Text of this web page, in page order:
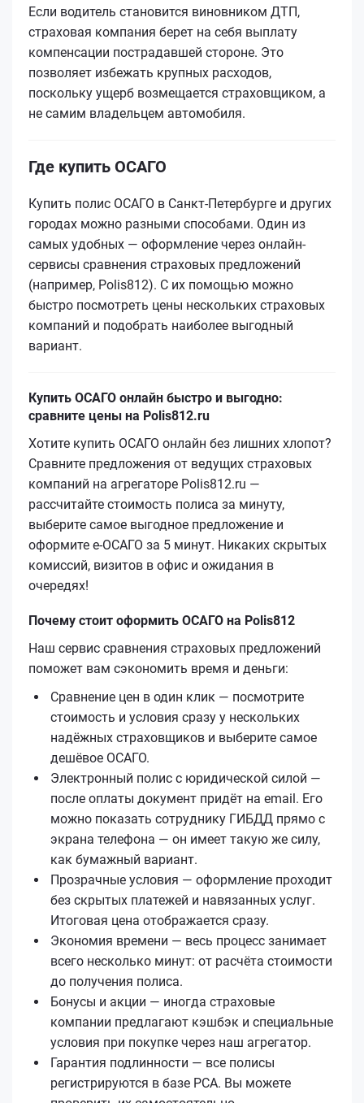
Если водитель становится виновником ДТП,
страховая компания берет на себя выплату
компенсации пострадавшей стороне. Это
позволяет избежать крупных расходов,
поскольку ущерб возмещается страховщиком, а
не самим владельцем автомобиля.
Где купить ОСАГО
Купить полис ОСАГО в Санкт-Петербурге и других
городах можно разными способами. Один из
самых удобных — оформление через онлайн-
сервисы сравнения страховых предложений
(например, Polis812). С их помощью можно
быстро посмотреть цены нескольких страховых
компаний и подобрать наиболее выгодный
вариант.
Купить ОСАГО онлайн быстро и выгодно:
сравните цены на Polis812.ru
Хотите купить ОСАГО онлайн без лишних хлопот?
Сравните предложения от ведущих страховых
компаний на агрегаторе Polis812.ru —
рассчитайте стоимость полиса за минуту,
выберите самое выгодное предложение и
оформите е‑ОСАГО за 5 минут. Никаких скрытых
комиссий, визитов в офис и ожидания в
очередях!
Почему стоит оформить ОСАГО на Polis812
Наш сервис сравнения страховых предложений
поможет вам сэкономить время и деньги:
Сравнение цен в один клик — посмотрите
стоимость и условия сразу у нескольких
надёжных страховщиков и выберите самое
дешёвое ОСАГО.
Электронный полис с юридической силой —
после оплаты документ придёт на email. Его
можно показать сотруднику ГИБДД прямо с
экрана телефона — он имеет такую же силу,
как бумажный вариант.
Прозрачные условия — оформление проходит
без скрытых платежей и навязанных услуг.
Итоговая цена отображается сразу.
Экономия времени — весь процесс занимает
всего несколько минут: от расчёта стоимости
до получения полиса.
Бонусы и акции — иногда страховые
компании предлагают кэшбэк и специальные
условия при покупке через наш агрегатор.
Гарантия подлинности — все полисы
регистрируются в базе РСА. Вы можете